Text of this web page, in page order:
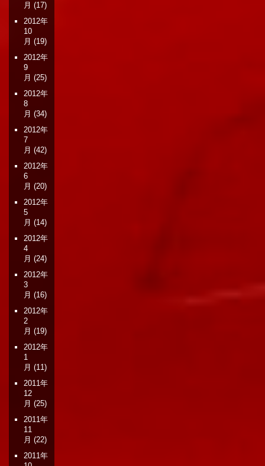
月 (17)
2012年
10
月 (19)
2012年
9
月 (25)
2012年
8
月 (34)
2012年
7
月 (42)
2012年
6
月 (20)
2012年
5
月 (14)
2012年
4
月 (24)
2012年
3
月 (16)
2012年
2
月 (19)
2012年
1
月 (11)
2011年
12
月 (25)
2011年
11
月 (22)
2011年